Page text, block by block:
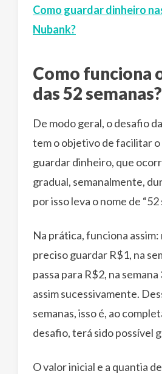
Como guardar dinheiro
Nubank?
Como funciona
das 52 semanas?
De modo geral, o desafio
tem o objetivo de facilitar
guardar dinheiro, que
gradual, semanalmente,
por isso leva o nome de “52
Na prática, funciona assim:
preciso guardar R$1, na
passa para R$2, na semana
assim sucessivamente.
semanas, isso é, ao
desafio, terá sido possível
O valor inicial e a quantia